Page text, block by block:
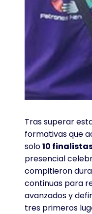
Tras superar
formativas que
solo10
presencial
compitieron
continuas para
avanzados y
tres primeros